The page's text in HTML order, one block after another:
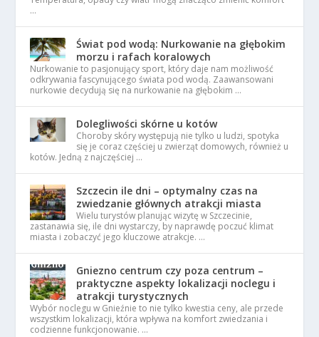
…
Świat pod wodą: Nurkowanie na głębokim
morzu i rafach koralowych
Nurkowanie to pasjonujący sport, który daje nam możliwość
odkrywania fascynującego świata pod wodą. Zaawansowani
nurkowie decydują się na nurkowanie na głębokim …
Dolegliwości skórne u kotów
Choroby skóry występują nie tylko u ludzi, spotyka
się je coraz częściej u zwierząt domowych, również u
kotów. Jedną z najczęściej …
Szczecin ile dni – optymalny czas na
zwiedzanie głównych atrakcji miasta
Wielu turystów planując wizytę w Szczecinie,
zastanawia się, ile dni wystarczy, by naprawdę poczuć klimat
miasta i zobaczyć jego kluczowe atrakcje. …
Gniezno centrum czy poza centrum –
praktyczne aspekty lokalizacji noclegu i
atrakcji turystycznych
Wybór noclegu w Gnieźnie to nie tylko kwestia ceny, ale przede
wszystkim lokalizacji, która wpływa na komfort zwiedzania i
codzienne funkcjonowanie. …